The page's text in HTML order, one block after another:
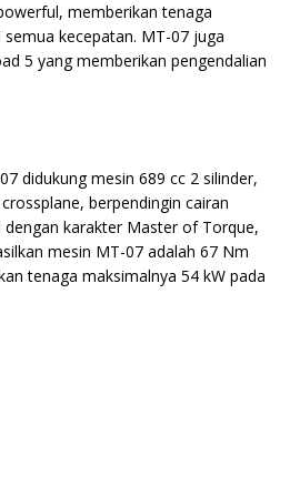
memberikan tenaga
kecepatan. MT-07 juga
5 yang memberikan pengendalian
didukung mesin 689 cc 2 silinder,
berpendingin cairan
dengan karakter Master of Torque,
mesin MT-07 adalah 67 Nm
tenaga maksimalnya 54 kW pada